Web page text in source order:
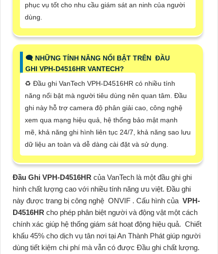
phục vụ tốt cho nhu cầu giám sát an ninh của người
dùng.
🗨️ NHỮNG TÍNH NĂNG NỔI BẬT TRÊN ĐẦU
GHI VPH-D4516HR VANTECH?
♻️ Đầu ghi VanTech VPH-D4516HR có nhiều tính
năng nổi bật mà người tiêu dùng nên quan tâm. Đầu
ghi này hỗ trợ camera độ phân giải cao, công nghệ
xem qua mạng hiệu quả, hệ thống bảo mật mạnh
mẽ, khả năng ghi hình liên tục 24/7, khả năng sao lưu
dữ liệu an toàn và dễ dàng cài đặt và sử dụng.
Đầu Ghi VPH-D4516HR của VanTech là một đầu ghi ghi
hình chất lượng cao với nhiều tính năng ưu việt. Đầu ghi
này được trang bị công nghệ ONVIF . Cấu hình của VPH-
D4516HR cho phép phân biệt người và động vật một cách
chính xác giúp hệ thống giám sát hoạt động hiệu quả. Chiết
khấu 45% cho dịch vụ tân nơi tại An Thành Phát giúp người
dùng tiết kiệm chi phí mà vẫn có được Đầu ghi chất lượng.